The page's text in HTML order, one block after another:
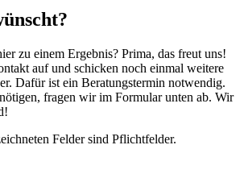
zu einem Ergebnis? Prima, das freut uns!
auf und schicken noch einmal weitere
Dafür ist ein Beratungstermin notwendig.
fragen wir im Formular unten ab. Wir
Felder sind Pflichtfelder.